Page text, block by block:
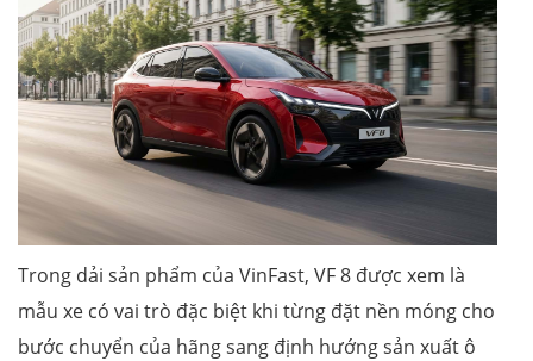
Trong dải sản phẩm của VinFast, VF 8 được xem là
mẫu xe có vai trò đặc biệt khi từng đặt nền móng cho
bước chuyển của hãng sang định hướng sản xuất ô